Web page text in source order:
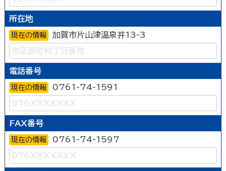
所在地
現在の情報 加賀市片山津温泉井13-3
電話番号
現在の情報 0761-74-1591
FAX番号
現在の情報 0761-74-1597